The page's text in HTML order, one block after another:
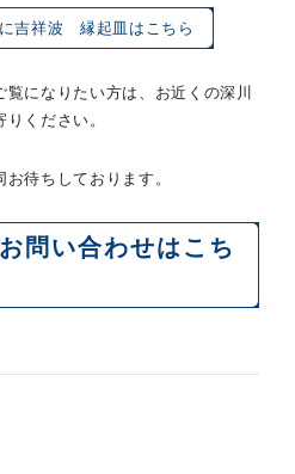
吉祥波 縁起皿はこちら
になりたい方は、お近くの深川
ください。
待ちしております。
問い合わせはこち